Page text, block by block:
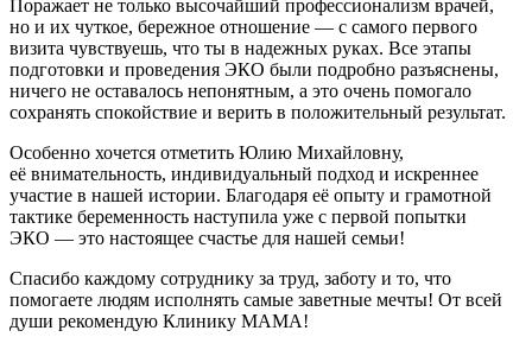
Поражает не только высочайший профессионализм врачей,
но и их чуткое, бережное отношение — с самого первого
визита чувствуешь, что ты в надежных руках. Все этапы
подготовки и проведения ЭКО были подробно разъяснены,
ничего не оставалось непонятным, а это очень помогало
сохранять спокойствие и верить в положительный результат.
Особенно хочется отметить Юлию Михайловну,
её внимательность, индивидуальный подход и искреннее
участие в нашей истории. Благодаря её опыту и грамотной
тактике беременность наступила уже с первой попытки
ЭКО — это настоящее счастье для нашей семьи!
Спасибо каждому сотруднику за труд, заботу и то, что
помогаете людям исполнять самые заветные мечты! От всей
души рекомендую Клинику МАМА!